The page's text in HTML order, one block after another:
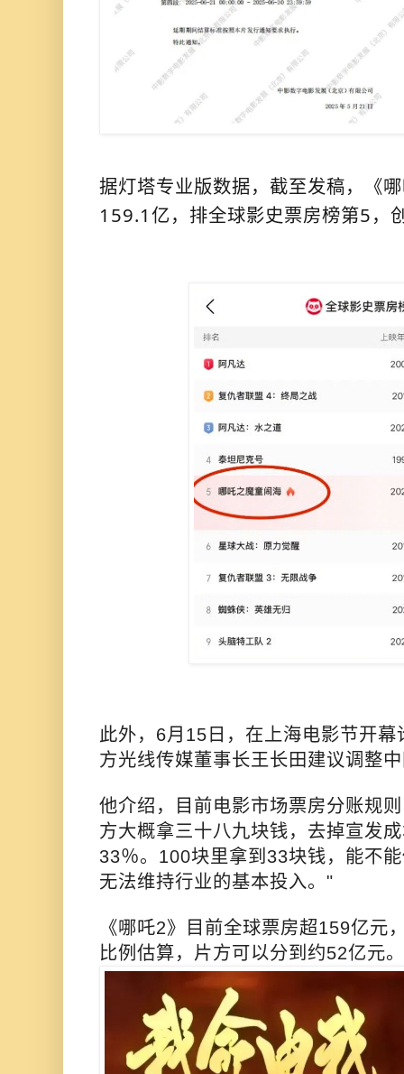
据灯塔专业版数据，截至发稿，《
159.1亿，排全球影史票房榜第5，
此外，6月15日，在上海电影节开
方光线传媒董事长王长田建议调整
他介绍，目前电影市场票房分账规
方大概拿三十八九块钱，去掉宣发
33％。100块里拿到33块钱，能不
无法维持行业的基本投入。"
《哪吒2》目前全球票房超159亿元
比例估算，片方可以分到约52亿元。